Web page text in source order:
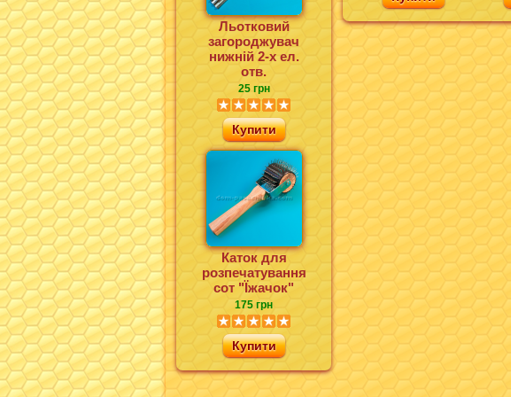
Льотковий
загороджувач
нижній 2-х ел.
отв.
25 грн
Купити
Каток для
розпечатування
сот "Їжачок"
175 грн
Купити